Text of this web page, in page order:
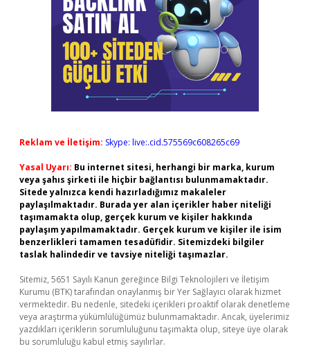
Reklam ve İletişim: Skype: live:.cid.575569c608265c69
Yasal Uyarı: Bu internet sitesi, herhangi bir marka, kurum
veya şahıs şirketi ile hiçbir bağlantısı bulunmamaktadır.
Sitede yalnızca kendi hazırladığımız makaleler
paylaşılmaktadır. Burada yer alan içerikler haber niteliği
taşımamakta olup, gerçek kurum ve kişiler hakkında
paylaşım yapılmamaktadır. Gerçek kurum ve kişiler ile isim
benzerlikleri tamamen tesadüfidir. Sitemizdeki bilgiler
taslak halindedir ve tavsiye niteliği taşımazlar.
Sitemiz, 5651 Sayılı Kanun gereğince Bilgi Teknolojileri ve İletişim
Kurumu (BTK) tarafından onaylanmış bir Yer Sağlayıcı olarak hizmet
vermektedir. Bu nedenle, sitedeki içerikleri proaktif olarak denetleme
veya araştırma yükümlülüğümüz bulunmamaktadır. Ancak, üyelerimiz
yazdıkları içeriklerin sorumluluğunu taşımakta olup, siteye üye olarak
bu sorumluluğu kabul etmiş sayılırlar.